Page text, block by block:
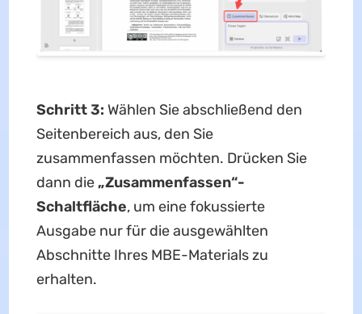
Schritt 3: Wählen Sie abschließend den
Seitenbereich aus, den Sie
zusammenfassen möchten. Drücken Sie
dann die „Zusammenfassen“-
Schaltfläche, um eine fokussierte
Ausgabe nur für die ausgewählten
Abschnitte Ihres MBE-Materials zu
erhalten.